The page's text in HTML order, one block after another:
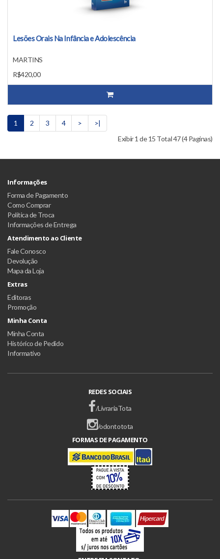
Lesões Orais Na Infância e Adolescência
MARTINS
R$420,00
1 2 3 4 >
>|
Exibir 1 de 15 Total 47 (4 Paginas)
Informações
Forma de Pagamento
Como Comprar
Política de Troca
Informações de Entrega
Atendimento ao Cliente
Fale Conosco
Devolução
Mapa da Loja
Extras
Editoras
Promoção
Minha Conta
Minha Conta
Histórico de Pedido
Informativo
REDES SOCIAIS
/LivrariaTota
/odontotota
FORMAS DE PAGAMENTO